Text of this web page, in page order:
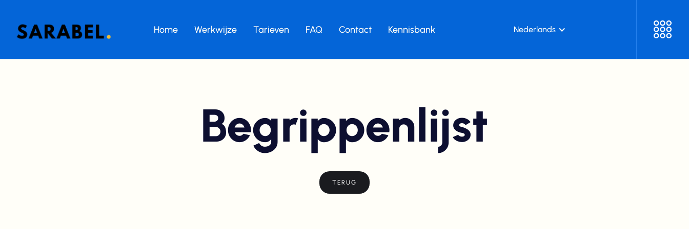
Home Werkwijze Tarieven FAQ Contact Kennisbank Nederlands
Begrippenlijst
TERUG